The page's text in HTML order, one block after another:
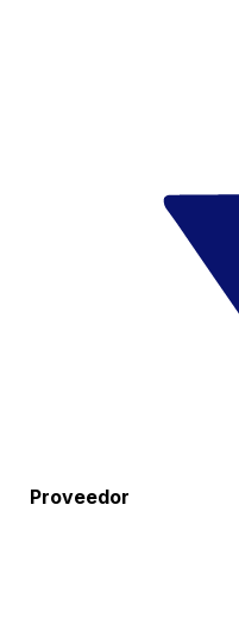
Proveedor